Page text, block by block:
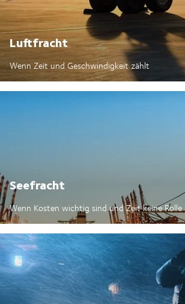
Luftfracht
Wenn Zeit und Geschwindigkeit zählt
Seefracht
Wenn Kosten wichtig sind und Zeit keine Rolle